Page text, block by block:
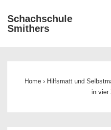
Zum
Inhalt
Schachschule
Smithers
Home › Hilfsmatt und
in vier